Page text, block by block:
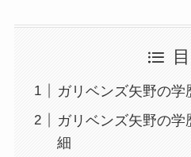
ガリベンズ矢野の学
ガリベンズ矢野の
細